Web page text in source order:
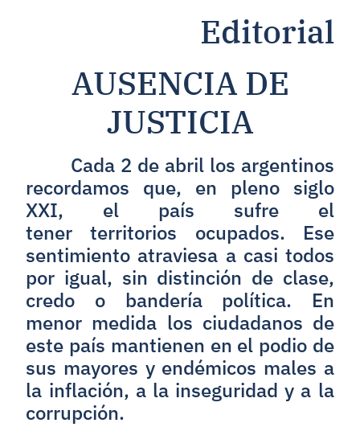
Editorial
AUSENCIA DE
JUSTICIA
Cada 2 de abril los argentinos
recordamos que, en pleno siglo
XXI, el país sufre el
tener territorios ocupados. Ese
sentimiento atraviesa a casi todos
por igual, sin distinción de clase,
credo o bandería política. En
menor medida los ciudadanos de
este país mantienen en el podio de
sus mayores y endémicos males a
la inflación, a la inseguridad y a la
corrupción.